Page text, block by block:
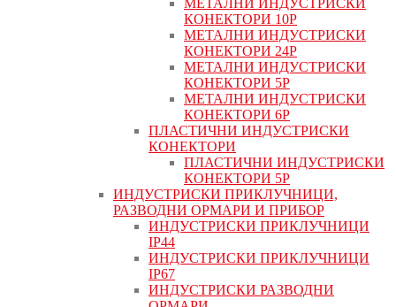
МЕТАЛНИ ИНДУСТРИСКИ
КОНЕКТОРИ 10P
МЕТАЛНИ ИНДУСТРИСКИ
КОНЕКТОРИ 24P
МЕТАЛНИ ИНДУСТРИСКИ
КОНЕКТОРИ 5P
МЕТАЛНИ ИНДУСТРИСКИ
КОНЕКТОРИ 6P
ПЛАСТИЧНИ ИНДУСТРИСКИ
КОНЕКТОРИ
ПЛАСТИЧНИ ИНДУСТРИСКИ
КОНЕКТОРИ 5P
ИНДУСТРИСКИ ПРИКЛУЧНИЦИ,
РАЗВОДНИ ОРМАРИ И ПРИБОР
ИНДУСТРИСКИ ПРИКЛУЧНИЦИ
IP44
ИНДУСТРИСКИ ПРИКЛУЧНИЦИ
IP67
ИНДУСТРИСКИ РАЗВОДНИ